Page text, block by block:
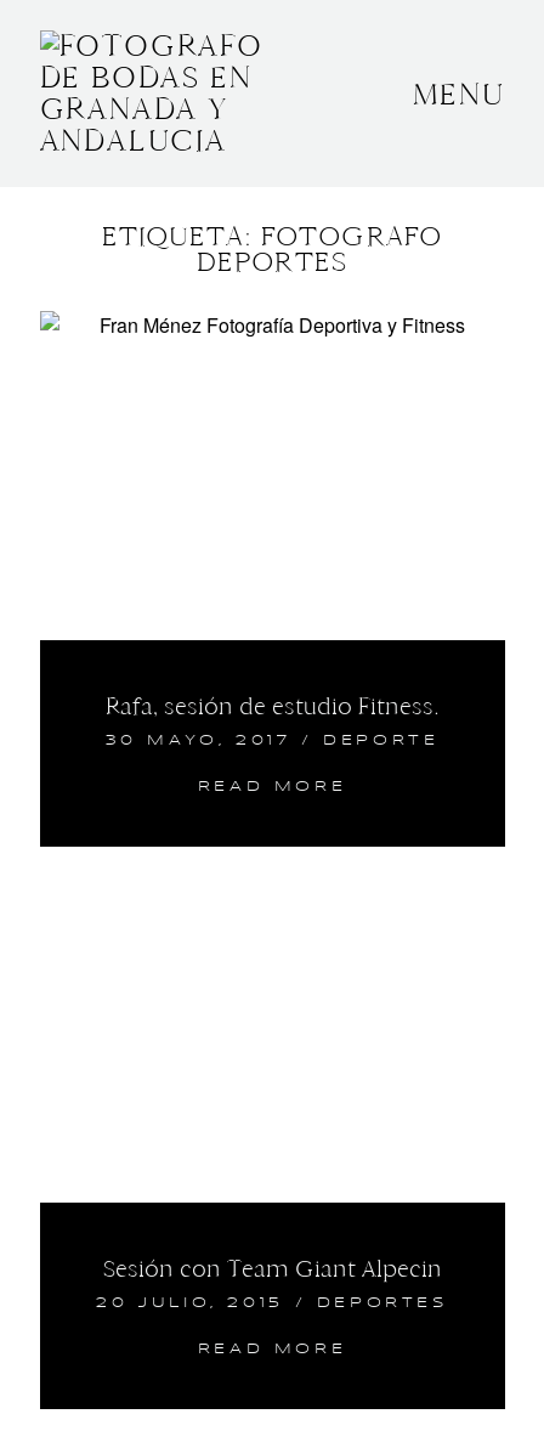
MENU
ETIQUETA: FOTOGRAFO
DEPORTES
Rafa, sesión de estudio Fitness.
30 MAYO, 2017 / DEPORTE
READ MORE
Sesión con Team Giant Alpecin
20 JULIO, 2015 / DEPORTES
READ MORE
BODAS